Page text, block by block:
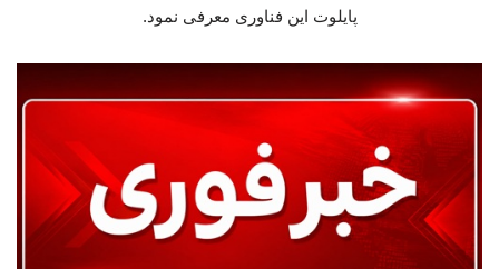
پایلوت این فناوری معرفی نمود.